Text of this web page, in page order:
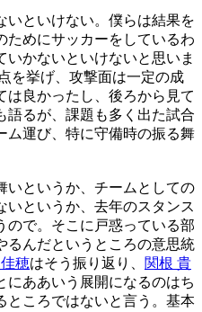
いといけない。僕らは結果を
ためにサッカーをしているわ
かないといけないと思いま
を挙げ、攻撃面は一定の成
は良かったし、後ろから見て
語るが、課題も多く出た試合
ム運び、特に守備時の振る舞
いというか、チームとしての
いというか、去年のスタンス
ので。そこに戸惑っている部
るんだというところの意思統
穂はそう振り返り、 関根 貴
にああいう展開になるのはち
ところではないと言う。基本